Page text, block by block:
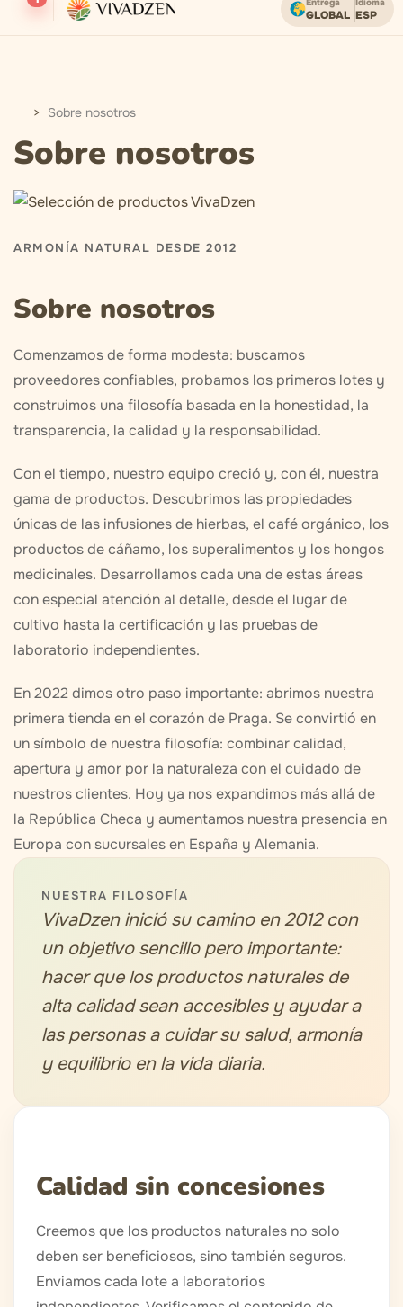
Envío gratuito en pedidos superiores a USD.
GLOBAL ESP
Sobre nosotros
Sobre nosotros
ARMONÍA NATURAL DESDE 2012
Sobre nosotros
Comenzamos de forma modesta: buscamos
proveedores confiables, probamos los primeros lotes y
construimos una filosofía basada en la honestidad, la
transparencia, la calidad y la responsabilidad.
Con el tiempo, nuestro equipo creció y, con él, nuestra
gama de productos. Descubrimos las propiedades
únicas de las infusiones de hierbas, el café orgánico, los
productos de cáñamo, los superalimentos y los hongos
medicinales. Desarrollamos cada una de estas áreas
con especial atención al detalle, desde el lugar de
cultivo hasta la certificación y las pruebas de
laboratorio independientes.
En 2022 dimos otro paso importante: abrimos nuestra
primera tienda en el corazón de Praga. Se convirtió en
un símbolo de nuestra filosofía: combinar calidad,
apertura y amor por la naturaleza con el cuidado de
nuestros clientes. Hoy ya nos expandimos más allá de
la República Checa y aumentamos nuestra presencia en
Europa con sucursales en España y Alemania.
NUESTRA FILOSOFÍA
VivaDzen inició su camino en 2012 con
un objetivo sencillo pero importante:
hacer que los productos naturales de
alta calidad sean accesibles y ayudar a
las personas a cuidar su salud, armonía
y equilibrio en la vida diaria.
Calidad sin concesiones
Creemos que los productos naturales no solo
deben ser beneficiosos, sino también seguros.
Enviamos cada lote a laboratorios